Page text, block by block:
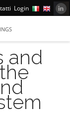
Login
and